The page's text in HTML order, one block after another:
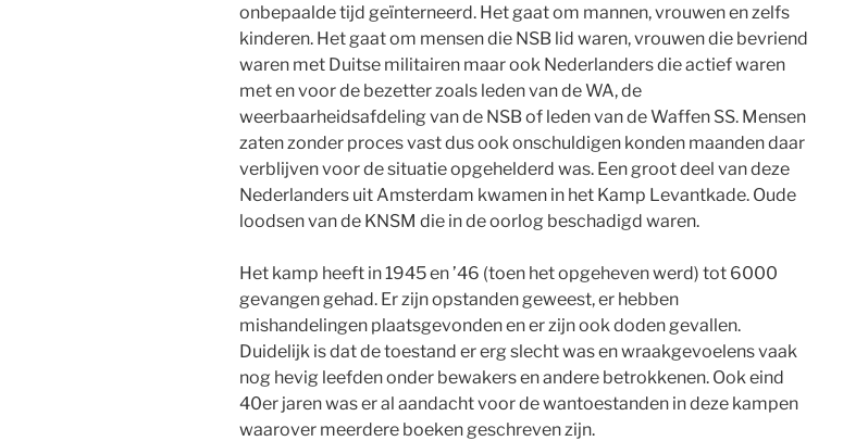
onbepaalde tijd geïnterneerd. Het gaat om mannen, vrouwen en zelfs
kinderen. Het gaat om mensen die NSB lid waren, vrouwen die bevriend
waren met Duitse militairen maar ook Nederlanders die actief waren
met en voor de bezetter zoals leden van de WA, de
weerbaarheidsafdeling van de NSB of leden van de Waffen SS. Mensen
zaten zonder proces vast dus ook onschuldigen konden maanden daar
verblijven voor de situatie opgehelderd was. Een groot deel van deze
Nederlanders uit Amsterdam kwamen in het Kamp Levantkade. Oude
loodsen van de KNSM die in de oorlog beschadigd waren.
Het kamp heeft in 1945 en ’46 (toen het opgeheven werd) tot 6000
gevangen gehad. Er zijn opstanden geweest, er hebben
mishandelingen plaatsgevonden en er zijn ook doden gevallen.
Duidelijk is dat de toestand er erg slecht was en wraakgevoelens vaak
nog hevig leefden onder bewakers en andere betrokkenen. Ook eind
40er jaren was er al aandacht voor de wantoestanden in deze kampen
waarover meerdere boeken geschreven zijn.